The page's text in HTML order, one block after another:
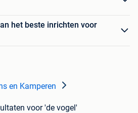
het beste inrichten voor
en Kamperen
voor 'de vogel'